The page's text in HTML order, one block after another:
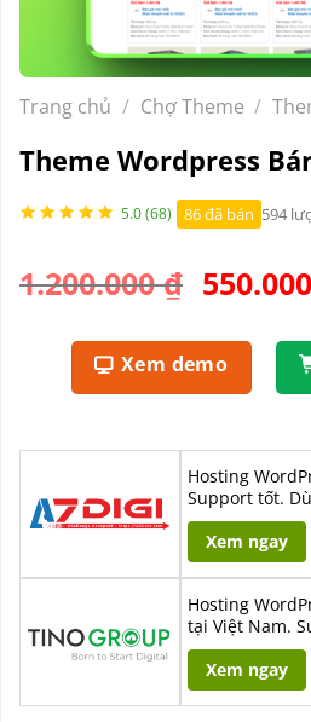
Trang chủ / Chợ Theme /
Theme Wordpress
5.0 (68) 86 đã bán 594
1.200.000₫ Giá
là:
550.000
Xem demo
Hosting
Support tốt.
Xem ngay
Hosting
tại Việt Nam.
Xem ngay